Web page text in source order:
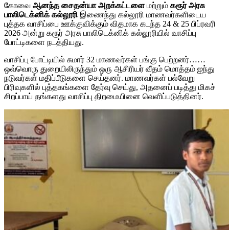
கோவை ஆனந்த சைதன்யா அறக்கட்டளை மற்றும் கரூர் அரசு
பாலிடெக்னிக் கல்லூரி இணைந்து கல்லூரி மாணவர்களிடைய
புத்தக வாசிப்பை ஊக்குவிக்கும் விதமாக கடந்த 24 & 25 பிப்ரவரி
2026 அன்று கரூர் அரசு பாலிடெக்னிக் கல்லூரியில் வாசிப்பு
போட்டிகளை நடத்தியது.
வாசிப்பு போட்டியில் சுமார் 32 மாணவர்கள் பங்கு பெற்றனர்……
ஒவ்வொரு துறையிலிருந்தும் ஒரு ஆசிரியர் வீதம் மொத்தம் ஐந்து
நடுவர்கள் மதிப்பீடுகளை செய்தனர். மாணவர்கள் பல்வேறு
பிரிவுகளில் புத்தகங்களை தேர்வு செய்து, அதனைப் படித்து மிகச்
சிறப்பாய் தங்களது வாசிப்பு திறமையினை வெளிப்படுத்தினர்.